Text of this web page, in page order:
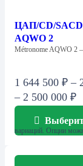
ЦАП/CD/SACD-
AQWO 2
Métronome AQWO 2
1 644 500 ₽ –
– 2 500 000 ₽
вариаций. Опции